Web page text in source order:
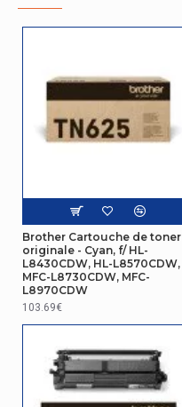
Brother Cartouche de toner
originale - Cyan, f/ HL-
L8430CDW, HL-L8570CDW,
MFC-L8730CDW, MFC-
L8970CDW
103.69€